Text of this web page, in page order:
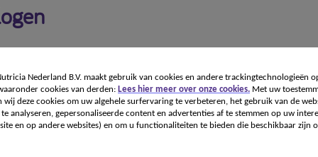
is een voeding voor medisch gebruik. Dieetvoeding bij
Nederland B.V. maakt gebruik van cookies en andere trackingtechnologieën
cookies van derden: Lees hier meer over onze cookies. Met uw
wij deze cookies om uw algehele surfervaring te verbeteren, het gebruik van de
te analyseren, gepersonaliseerde content en advertenties af te stemmen op uw
en op andere websites) en om u functionaliteiten te bieden die beschikbaar zijn